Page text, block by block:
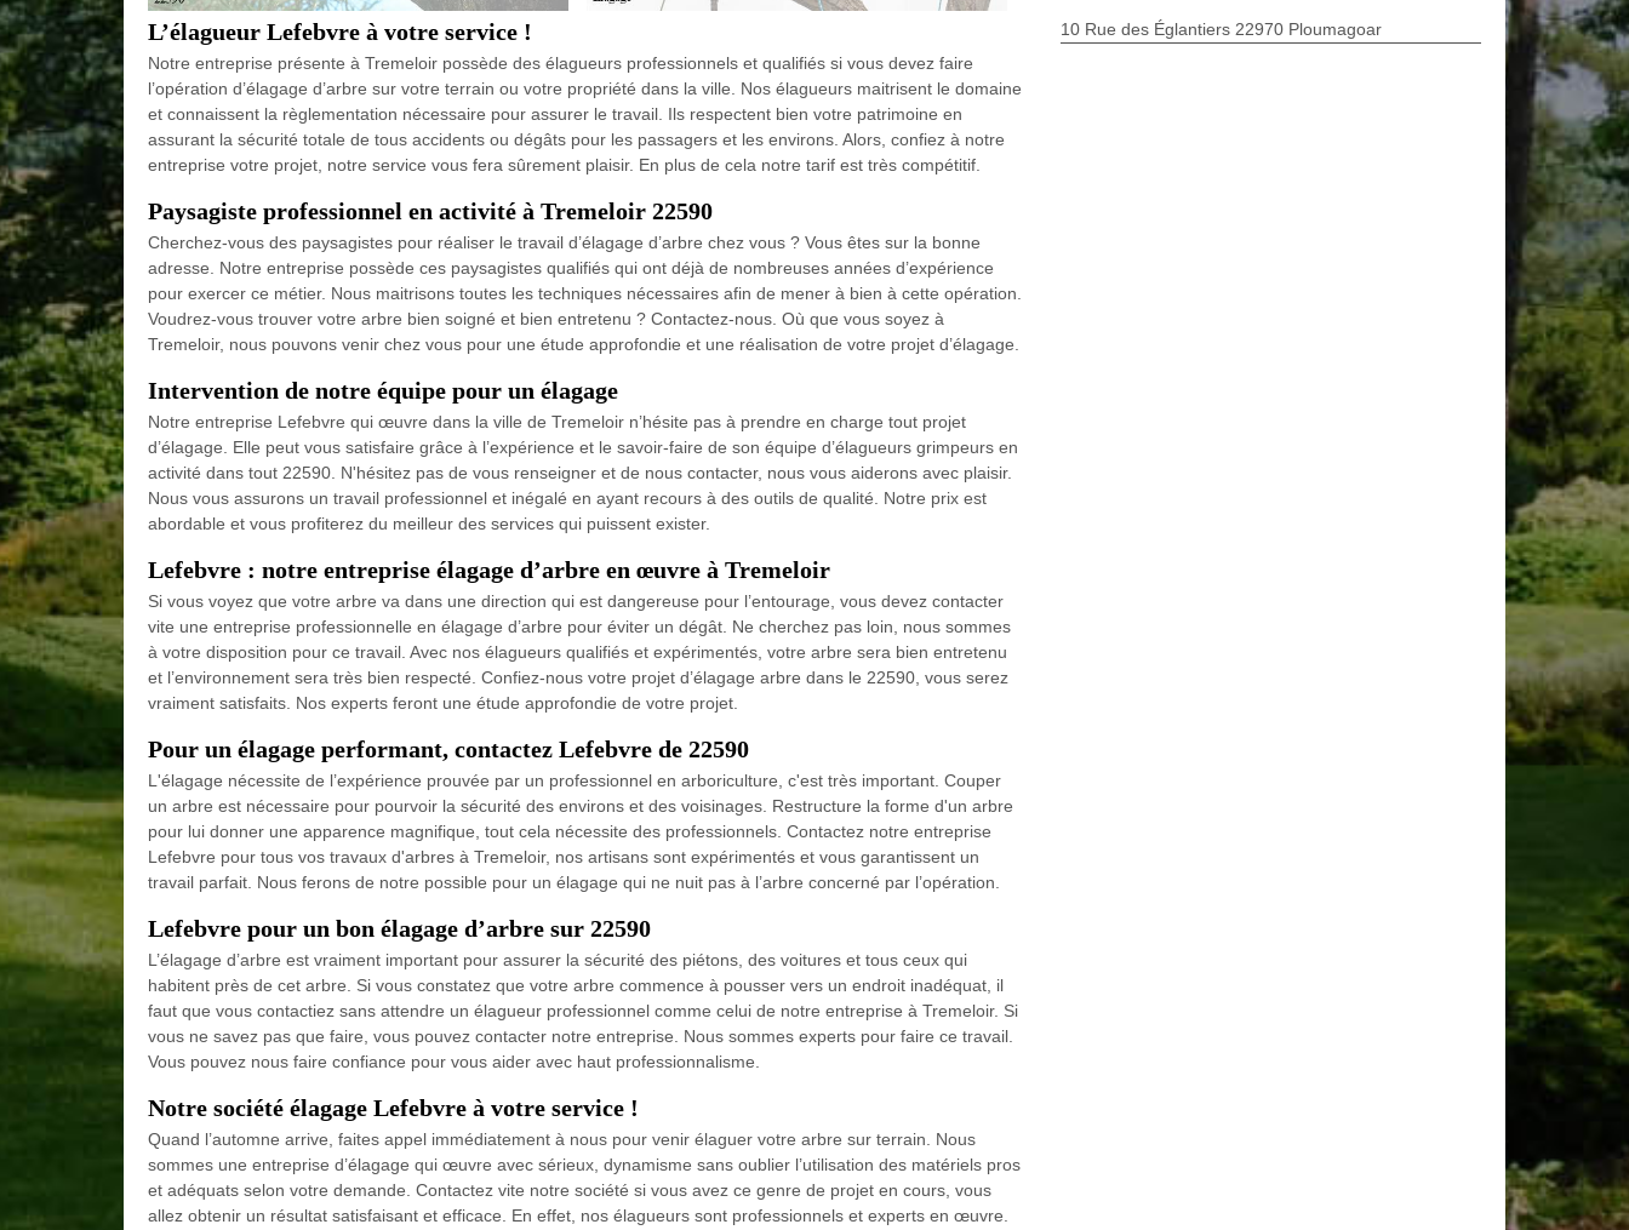
L’élagueur Lefebvre à votre service !
Notre entreprise présente à Tremeloir possède des élagueurs professionnels et qualifiés si vous devez faire
l’opération d’élagage d’arbre sur votre terrain ou votre propriété dans la ville. Nos élagueurs maitrisent le domaine
et connaissent la règlementation nécessaire pour assurer le travail. Ils respectent bien votre patrimoine en
assurant la sécurité totale de tous accidents ou dégâts pour les passagers et les environs. Alors, confiez à notre
entreprise votre projet, notre service vous fera sûrement plaisir. En plus de cela notre tarif est très compétitif.
Paysagiste professionnel en activité à Tremeloir 22590
Cherchez-vous des paysagistes pour réaliser le travail d’élagage d’arbre chez vous ? Vous êtes sur la bonne
adresse. Notre entreprise possède ces paysagistes qualifiés qui ont déjà de nombreuses années d’expérience
pour exercer ce métier. Nous maitrisons toutes les techniques nécessaires afin de mener à bien à cette opération.
Voudrez-vous trouver votre arbre bien soigné et bien entretenu ? Contactez-nous. Où que vous soyez à
Tremeloir, nous pouvons venir chez vous pour une étude approfondie et une réalisation de votre projet d’élagage.
Intervention de notre équipe pour un élagage
Notre entreprise Lefebvre qui œuvre dans la ville de Tremeloir n’hésite pas à prendre en charge tout projet
d’élagage. Elle peut vous satisfaire grâce à l’expérience et le savoir-faire de son équipe d’élagueurs grimpeurs en
activité dans tout 22590. N'hésitez pas de vous renseigner et de nous contacter, nous vous aiderons avec plaisir.
Nous vous assurons un travail professionnel et inégalé en ayant recours à des outils de qualité. Notre prix est
abordable et vous profiterez du meilleur des services qui puissent exister.
Lefebvre : notre entreprise élagage d’arbre en œuvre à Tremeloir
Si vous voyez que votre arbre va dans une direction qui est dangereuse pour l’entourage, vous devez contacter
vite une entreprise professionnelle en élagage d’arbre pour éviter un dégât. Ne cherchez pas loin, nous sommes
à votre disposition pour ce travail. Avec nos élagueurs qualifiés et expérimentés, votre arbre sera bien entretenu
et l’environnement sera très bien respecté. Confiez-nous votre projet d’élagage arbre dans le 22590, vous serez
vraiment satisfaits. Nos experts feront une étude approfondie de votre projet.
Pour un élagage performant, contactez Lefebvre de 22590
L'élagage nécessite de l’expérience prouvée par un professionnel en arboriculture, c'est très important. Couper
un arbre est nécessaire pour pourvoir la sécurité des environs et des voisinages. Restructure la forme d'un arbre
pour lui donner une apparence magnifique, tout cela nécessite des professionnels. Contactez notre entreprise
Lefebvre pour tous vos travaux d'arbres à Tremeloir, nos artisans sont expérimentés et vous garantissent un
travail parfait. Nous ferons de notre possible pour un élagage qui ne nuit pas à l’arbre concerné par l’opération.
Lefebvre pour un bon élagage d’arbre sur 22590
L’élagage d’arbre est vraiment important pour assurer la sécurité des piétons, des voitures et tous ceux qui
habitent près de cet arbre. Si vous constatez que votre arbre commence à pousser vers un endroit inadéquat, il
faut que vous contactiez sans attendre un élagueur professionnel comme celui de notre entreprise à Tremeloir. Si
vous ne savez pas que faire, vous pouvez contacter notre entreprise. Nous sommes experts pour faire ce travail.
Vous pouvez nous faire confiance pour vous aider avec haut professionnalisme.
Notre société élagage Lefebvre à votre service !
Quand l’automne arrive, faites appel immédiatement à nous pour venir élaguer votre arbre sur terrain. Nous
sommes une entreprise d’élagage qui œuvre avec sérieux, dynamisme sans oublier l’utilisation des matériels pros
et adéquats selon votre demande. Contactez vite notre société si vous avez ce genre de projet en cours, vous
allez obtenir un résultat satisfaisant et efficace. En effet, nos élagueurs sont professionnels et experts en œuvre.
10 Rue des Églantiers 22970 Ploumagoar